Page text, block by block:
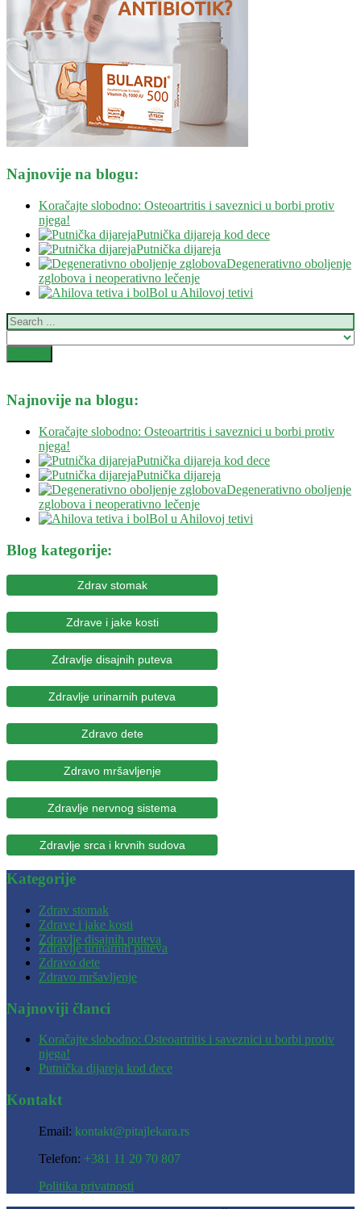
Najnovije na blogu:
Koračajte slobodno: Osteoartritis i saveznici u borbi protiv
njega!
Putnička dijareja kod dece
Putnička dijareja
Degenerativno oboljenje
zglobova i neoperativno lečenje
Bol u Ahilovoj tetivi
Najnovije na blogu:
Koračajte slobodno: Osteoartritis i saveznici u borbi protiv
njega!
Putnička dijareja kod dece
Putnička dijareja
Degenerativno oboljenje
zglobova i neoperativno lečenje
Bol u Ahilovoj tetivi
Blog kategorije:
Zdrav stomak
Zdrave i jake kosti
Zdravlje disajnih puteva
Zdravlje urinarnih puteva
Zdravo dete
Zdravo mršavljenje
Zdravlje nervnog sistema
Zdravlje srca i krvnih sudova
Kategorije
Zdrav stomak
Zdrave i jake kosti
Zdravlje disajnih puteva
Zdravlje urinarnih puteva
Zdravo dete
Zdravo mršavljenje
Najnoviji članci
Koračajte slobodno: Osteoartritis i saveznici u borbi protiv
njega!
Putnička dijareja kod dece
Kontakt
Email: kontakt@pitajlekara.rs
Telefon: +381 11 20 70 807
Politika privatnosti